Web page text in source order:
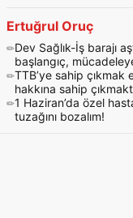
Ertuğrul Oruç
Dev Sağlık-İş barajı
başlangıç,
TTB’ye sahip çıkmak
hakkına sahip
1 Haziran’da özel
tuzağını bozalım!